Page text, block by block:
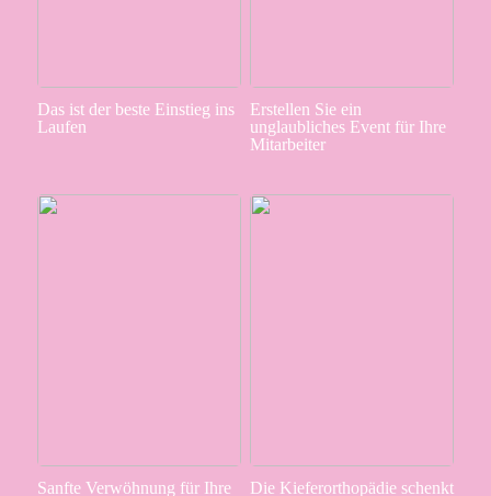
Das ist der beste Einstieg ins
Laufen
Erstellen Sie ein
unglaubliches Event für Ihre
Mitarbeiter
Sanfte Verwöhnung für Ihre Die Kieferorthopädie schenkt